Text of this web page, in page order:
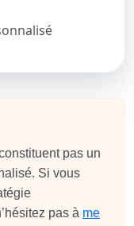
pas un
Si vous
pas à me